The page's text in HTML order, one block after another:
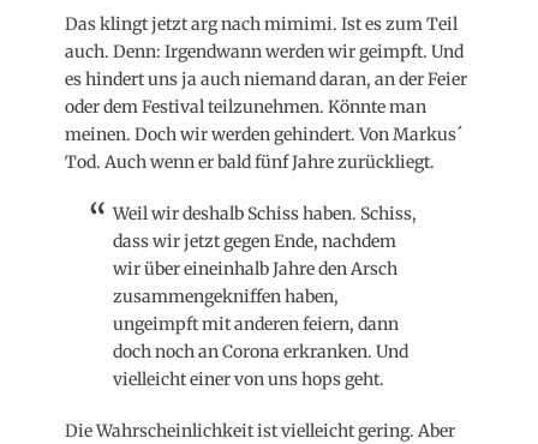
Das klingt jetzt arg nach mimimi. Ist es zum Teil
auch. Denn: Irgendwann werden wir geimpft. Und
es hindert uns ja auch niemand daran, an der Feier
oder dem Festival teilzunehmen. Könnte man
meinen. Doch wir werden gehindert. Von Markus´
Tod. Auch wenn er bald fünf Jahre zurückliegt.
Weil wir deshalb Schiss haben. Schiss,
dass wir jetzt gegen Ende, nachdem
wir über eineinhalb Jahre den Arsch
zusammengekniffen haben,
ungeimpft mit anderen feiern, dann
doch noch an Corona erkranken. Und
vielleicht einer von uns hops geht.
Die Wahrscheinlichkeit ist vielleicht gering. Aber